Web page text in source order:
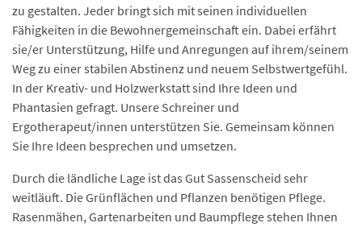
zu gestalten. Jeder bringt sich mit seinen individuellen
Fähigkeiten in die Bewohnergemeinschaft ein. Dabei erfährt
sie/er Unterstützung, Hilfe und Anregungen auf ihrem/seinem
Weg zu einer stabilen Abstinenz und neuem Selbstwertgefühl.
In der Kreativ- und Holzwerkstatt sind Ihre Ideen und
Phantasien gefragt. Unsere Schreiner und
Ergotherapeut/innen unterstützen Sie. Gemeinsam können
Sie Ihre Ideen besprechen und umsetzen.
Durch die ländliche Lage ist das Gut Sassenscheid sehr
weitläuft. Die Grünflächen und Pflanzen benötigen Pflege.
Rasenmähen, Gartenarbeiten und Baumpflege stehen Ihnen